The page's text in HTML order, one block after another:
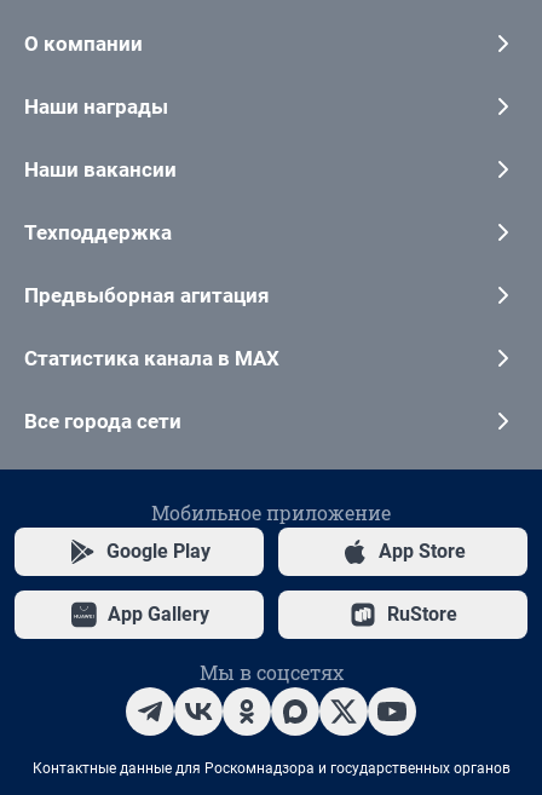
О компании
Наши награды
Наши вакансии
Техподдержка
Предвыборная агитация
Статистика канала в MAX
Все города сети
Мобильное приложение
Google Play App Store
App Gallery RuStore
Мы в соцсетях
Контактные данные для Роскомнадзора и государственных органов